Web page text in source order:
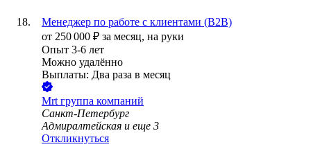
Менеджер по работе с клиентами (B2B)
от 250 000 ₽ за месяц, на руки
Опыт 3-6 лет
Можно удалённо
Выплаты: Два раза в месяц
Mrt группа компаний
Санкт-Петербург
Адмиралтейская и еще 3
Откликнуться